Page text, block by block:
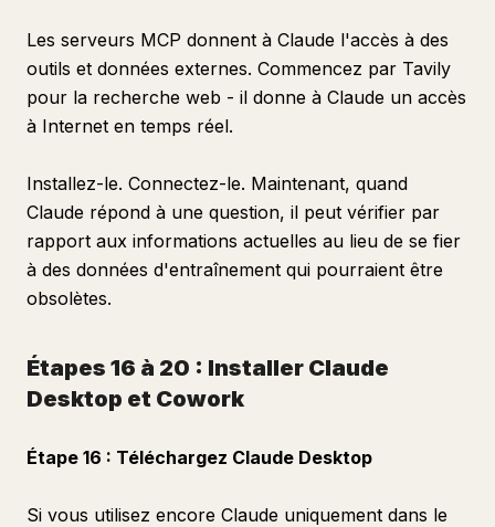
Les serveurs MCP donnent à Claude l'accès à des
outils et données externes. Commencez par Tavily
pour la recherche web - il donne à Claude un accès
à Internet en temps réel.
Installez-le. Connectez-le. Maintenant, quand
Claude répond à une question, il peut vérifier par
rapport aux informations actuelles au lieu de se fier
à des données d'entraînement qui pourraient être
obsolètes.
Étapes 16 à 20 : Installer Claude
Desktop et Cowork
Étape 16 : Téléchargez Claude Desktop
Si vous utilisez encore Claude uniquement dans le